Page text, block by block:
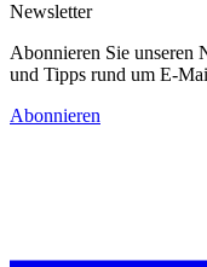
Newsletter
Abonnieren Sie unseren
und Tipps rund um
Abonnieren